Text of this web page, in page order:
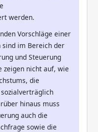
werden.
Vorschläge einer
sind im Bereich der
und Steuerung
zeigen nicht auf, wie
die
hinaus muss
auch die
sowie die